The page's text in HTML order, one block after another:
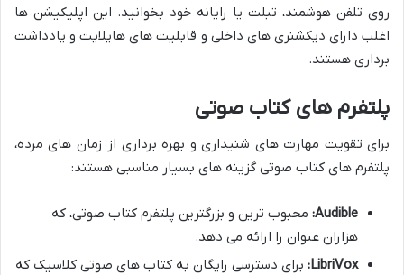
روی تلفن هوشمند، تبلت یا رایانه خود بخوانید. این اپلیکیشن ها
اغلب دارای دیکشنری های داخلی و قابلیت های هایلایت و یادداشت
برداری هستند.
پلتفرم های کتاب صوتی
برای تقویت مهارت های شنیداری و بهره برداری از زمان های مرده،
پلتفرم های کتاب صوتی گزینه های بسیار مناسبی هستند:
Audible: محبوب ترین و بزرگترین پلتفرم کتاب صوتی، که
هزاران عنوان را ارائه می دهد.
LibriVox: برای دسترسی رایگان به کتاب های صوتی کلاسیک که